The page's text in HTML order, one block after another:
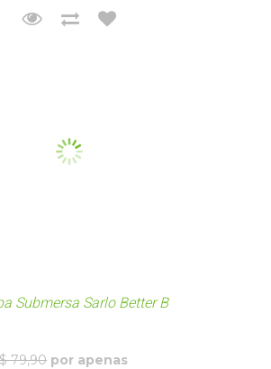
Submersa Sarlo Better B
79,90 por apenas